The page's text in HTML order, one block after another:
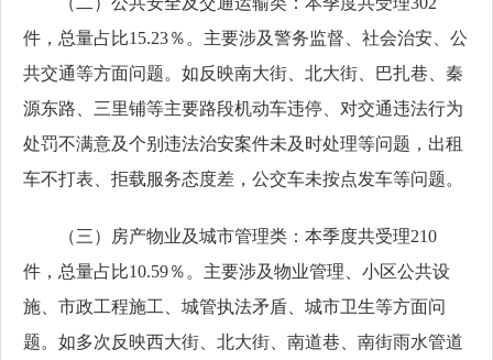
件，总量占比15.23％。主要涉及‌警务监督、社会治安、‌公
共交通等方面问题。如反映南大街、北大街、巴扎巷、秦
源东路、三里铺等主要路段机动车违停、对交通违法行为
处罚不满意及个别违法治安案件未及时处理等问题，出租
车不打表、拒载服务态度差，公交车未按点发车等问题。
（三）房产物业及城市管理类：本季度共受理210
件，总量占比10.59％。主要涉及物业管理、‌小区公共设
施、市政工程施工、城管执法矛盾、城市卫生等方面问
题。如多次反映西大街、北大街、南道巷、南街雨水管道